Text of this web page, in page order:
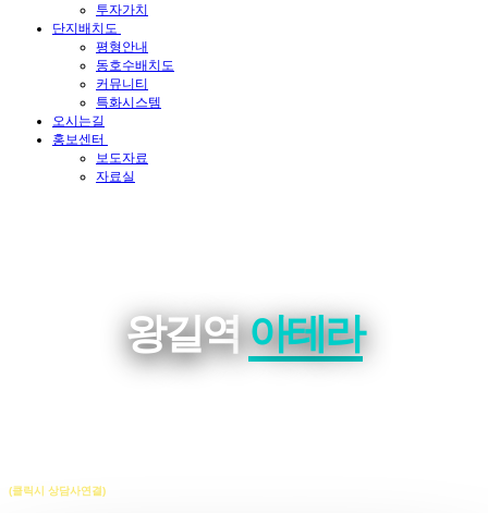
투자가치
단지배치도
평형안내
동호수배치도
커뮤니티
특화시스템
오시는길
홍보센터
보도자료
자료실
왕길역아테라
(클릭시 상담사연결)